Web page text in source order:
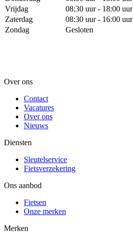
Vrijdag
08:30 uur - 18:00 uur
Zaterdag
08:30 uur - 16:00 uur
Zondag
Gesloten
Over ons
Contact
Vacatures
Over ons
Nieuws
Diensten
Sleutelservice
Fietsverzekering
Ons aanbod
Fietsen
Onze merken
Merken